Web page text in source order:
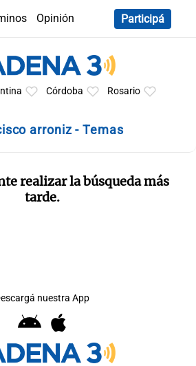
Opinión
Participá
Córdoba Rosario
arroniz - Temas
realizar la búsqueda más
tarde.
nuestra App